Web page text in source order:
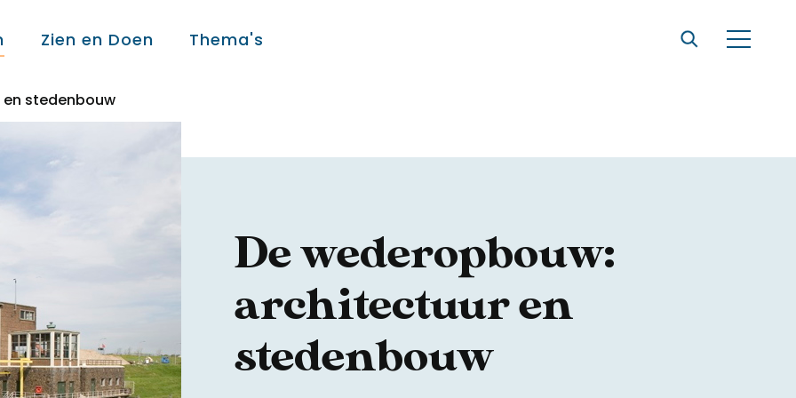
Zien en Doen Thema's
Over ons
Contact
Onderwijs
stedenbouw
De wederopbouw:
architectuur en
stedenbouw